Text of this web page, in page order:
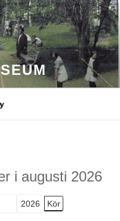
i augusti 2026